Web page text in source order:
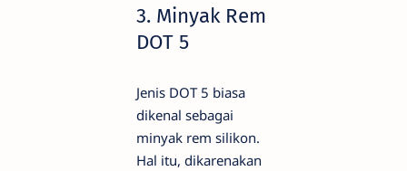
3. Minyak Rem
DOT 5
Jenis DOT 5 biasa
dikenal sebagai
minyak rem silikon.
Hal itu, dikarenakan